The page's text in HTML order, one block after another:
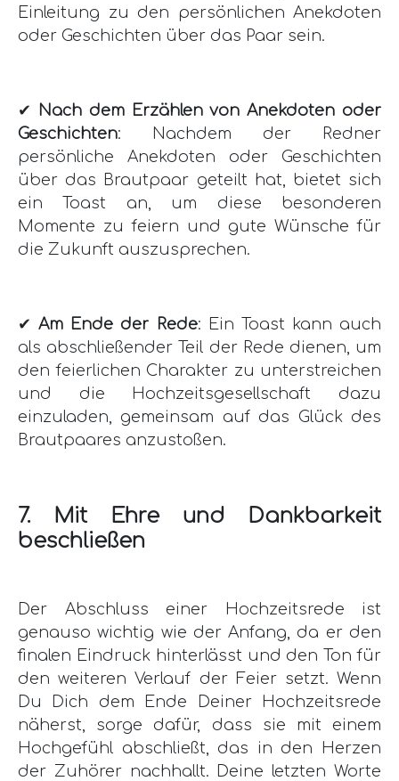
Einleitung zu den persönlichen Anekdoten
oder Geschichten über das Paar sein.
✔ Nach dem Erzählen von Anekdoten oder
Geschichten: Nachdem der Redner
persönliche Anekdoten oder Geschichten
über das Brautpaar geteilt hat, bietet sich
ein Toast an, um diese besonderen
Momente zu feiern und gute Wünsche für
die Zukunft auszusprechen.
✔Am Ende der Rede: Ein Toast kann auch
als abschließender Teil der Rede dienen, um
den feierlichen Charakter zu unterstreichen
und die Hochzeitsgesellschaft dazu
einzuladen, gemeinsam auf das Glück des
Brautpaares anzustoßen.
7. Mit Ehre und Dankbarkeit
beschließen
Der Abschluss einer Hochzeitsrede ist
genauso wichtig wie der Anfang, da er den
finalen Eindruck hinterlässt und den Ton für
den weiteren Verlauf der Feier setzt. Wenn
Du Dich dem Ende Deiner Hochzeitsrede
näherst, sorge dafür, dass sie mit einem
Hochgefühl abschließt, das in den Herzen
der Zuhörer nachhallt. Deine letzten Worte